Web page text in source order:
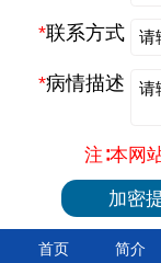
*联系方式
*病情描述
注∶本网
首页 简介